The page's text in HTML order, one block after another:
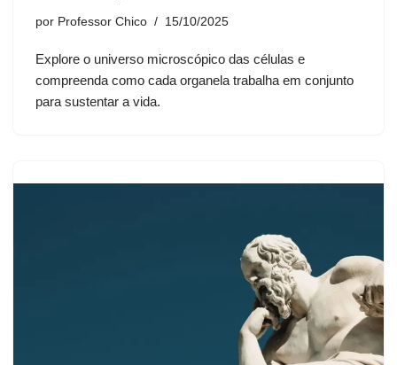
por Professor Chico 15/10/2025
Explore o universo microscópico das células e
compreenda como cada organela trabalha em conjunto
para sustentar a vida.